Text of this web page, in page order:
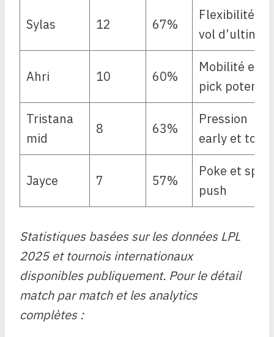
Sylas 12 67%
Flexibilité et
vol d’ultimes
Ahri 10 60%
Mobilité et
pick
Tristana
mid
8 63%
Pression
early et tours
Jayce 7 57%
Poke et split
push
Statistiques basées sur les données LPL
2025 et tournois internationaux
disponibles publiquement. Pour le détail
match par match et les analytics
complètes :